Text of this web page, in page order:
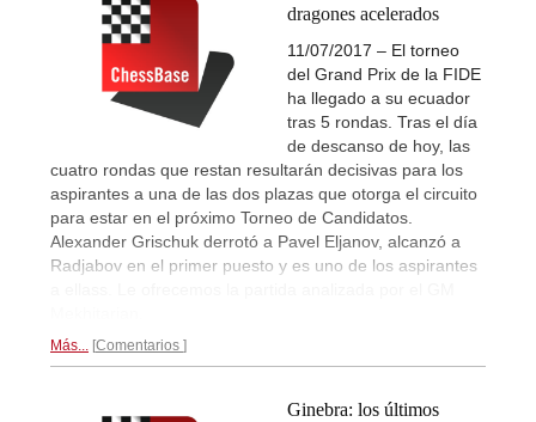
dragones acelerados
11/07/2017 – El torneo
del Grand Prix de la FIDE
ha llegado a su ecuador
tras 5 rondas. Tras el día
de descanso de hoy, las
cuatro rondas que restan resultarán decisivas para los
aspirantes a una de las dos plazas que otorga el circuito
para estar en el próximo Torneo de Candidatos.
Alexander Grischuk derrotó a Pavel Eljanov, alcanzó a
Radjabov en el primer puesto y es uno de los aspirantes
Más... Comentarios
Ginebra: los últimos